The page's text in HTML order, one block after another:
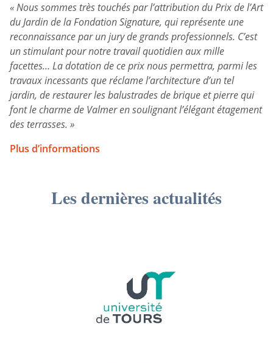
« Nous sommes très touchés par l’attribution du Prix de l’Art
du Jardin de la Fondation Signature, qui représente une
reconnaissance par un jury de grands professionnels. C’est
un stimulant pour notre travail quotidien aux mille
facettes… La dotation de ce prix nous permettra, parmi les
travaux incessants que réclame l’architecture d’un tel
jardin, de restaurer les balustrades de brique et pierre qui
font le charme de Valmer en soulignant l’élégant étagement
des terrasses. »
Plus d’informations
Les dernières actualités